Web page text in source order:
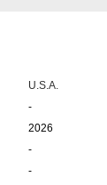
U.S.A.
-
2026
-
-